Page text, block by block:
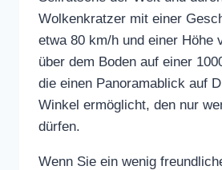
Wolkenkratzer mit einer
etwa 80 km/h und einer Höhe
über dem Boden auf einer
die einen Panoramablick auf
Winkel ermöglicht, den nur
dürfen.
Wenn Sie ein wenig